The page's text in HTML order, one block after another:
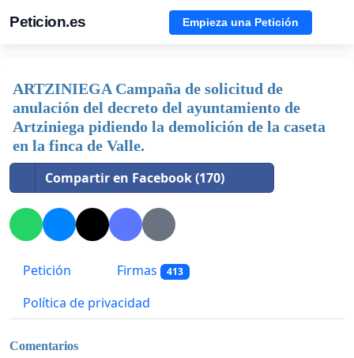
Peticion.es Empieza una Petición
ARTZINIEGA Campaña de solicitud de
anulación del decreto del ayuntamiento de
Artziniega pidiendo la demolición de la caseta
en la finca de Valle.
Compartir en Facebook (170)
Petición Firmas 413
Política de privacidad
Comentarios